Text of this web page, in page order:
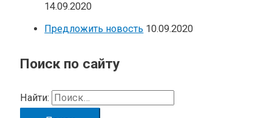
14.09.2020
Предложить новость 10.09.2020
Поиск по сайту
Найти: